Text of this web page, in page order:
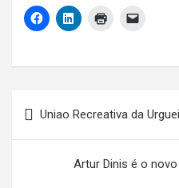
de
Uniao Recreativa da
Artur Dinis é o